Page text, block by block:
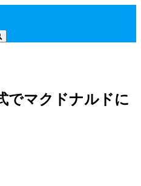
でマクドナルドに